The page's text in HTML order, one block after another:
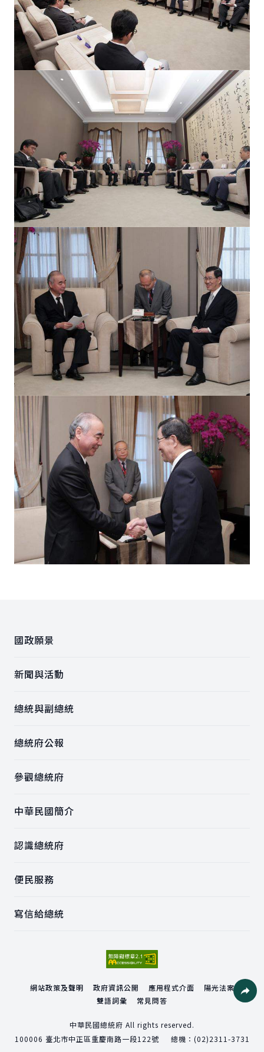
國政願景
新聞與活動
總統與副總統
總統府公報
參觀總統府
中華民國簡介
認識總統府
便民服務
寫信給總統
網站政策及聲明 政府資訊公開 應用程式介面
陽光法案
雙語詞彙
常見問答
中華民國總統府 All rights reserved.
100006 臺北市中正區重慶南路一段122號 總機： (02)2311-3731